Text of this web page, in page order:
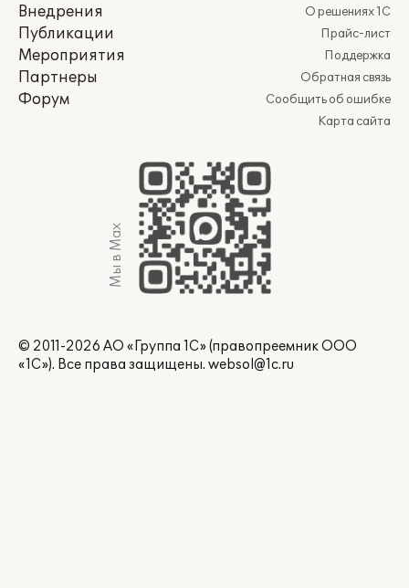
Внедрения
Публикации
Мероприятия
Партнеры
Форум
О решениях 1С
Прайс-лист
Поддержка
Обратная связь
Сообщить об ошибке
Карта сайта
Мы в Max
© 2011-2026 АО «Группа 1С» (правопреемник ООО
«1С»). Все права защищены. websol@1c.ru